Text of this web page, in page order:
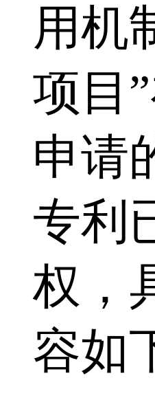
用机
项目
申请
专利
权，
容如